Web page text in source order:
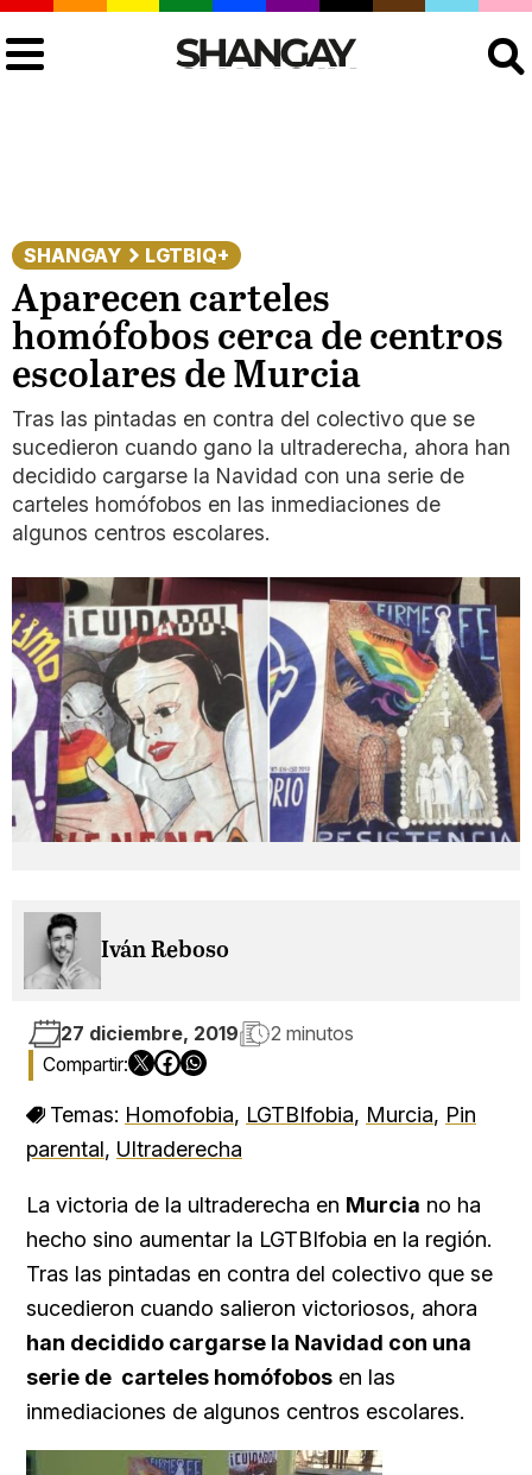
SHANGAY LGTBIQ+
Aparecen carteles
homófobos cerca de centros
escolares de Murcia
Tras las pintadas en contra del colectivo que se
sucedieron cuando gano la ultraderecha, ahora han
decidido cargarse la Navidad con una serie de
carteles homófobos en las inmediaciones de
algunos centros escolares.
Iván Reboso
27 diciembre, 2019 2 minutos
Temas: Homofobia, LGTBIfobia, Murcia, Pin
parental, Ultraderecha
La victoria de la ultraderecha en Murcia no ha
hecho sino aumentar la LGTBIfobia en la región.
Tras las pintadas en contra del colectivo que se
sucedieron cuando salieron victoriosos, ahora
han decidido cargarse la Navidad con una
serie de carteles homófobos en las
inmediaciones de algunos centros escolares.